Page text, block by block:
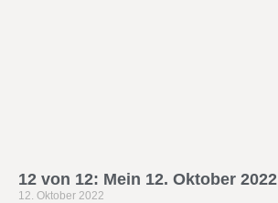
12 von 12: Mein 12. Oktober 2022
12. Oktober 2022